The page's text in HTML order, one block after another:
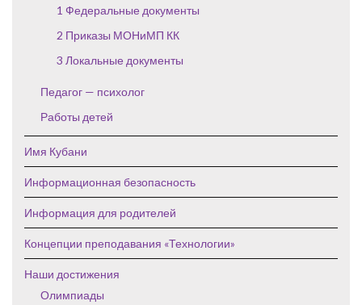
1 Федеральные документы
2 Приказы МОНиМП КК
3 Локальные документы
Педагог — психолог
Работы детей
Имя Кубани
Информационная безопасность
Информация для родителей
Концепции преподавания «Технологии»
Наши достижения
Олимпиады